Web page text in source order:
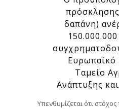
δαπάνη)
Ευρωπαϊκό
Ταμείο
Ανάπτυξης
Υπενθυμίζεται ότι